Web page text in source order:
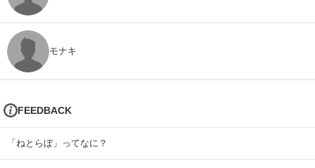
モナキ
FEEDBACK
「ねとらぼ」ってなに？